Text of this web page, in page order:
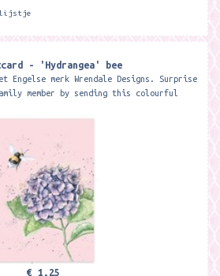
- 'Hydrangea' bee
Engelse merk Wrendale Designs. Surprise
member by sending this colourful
€ 1,25